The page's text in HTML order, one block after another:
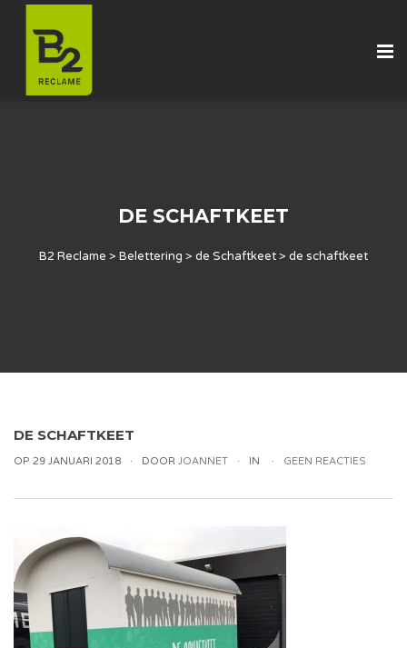
DE SCHAFTKEET
B2 Reclame > Belettering > de Schaftkeet> de schaftkeet
DE SCHAFTKEET
OP 29 JANUARI 2018 DOOR JOANNET IN GEEN REACTIES